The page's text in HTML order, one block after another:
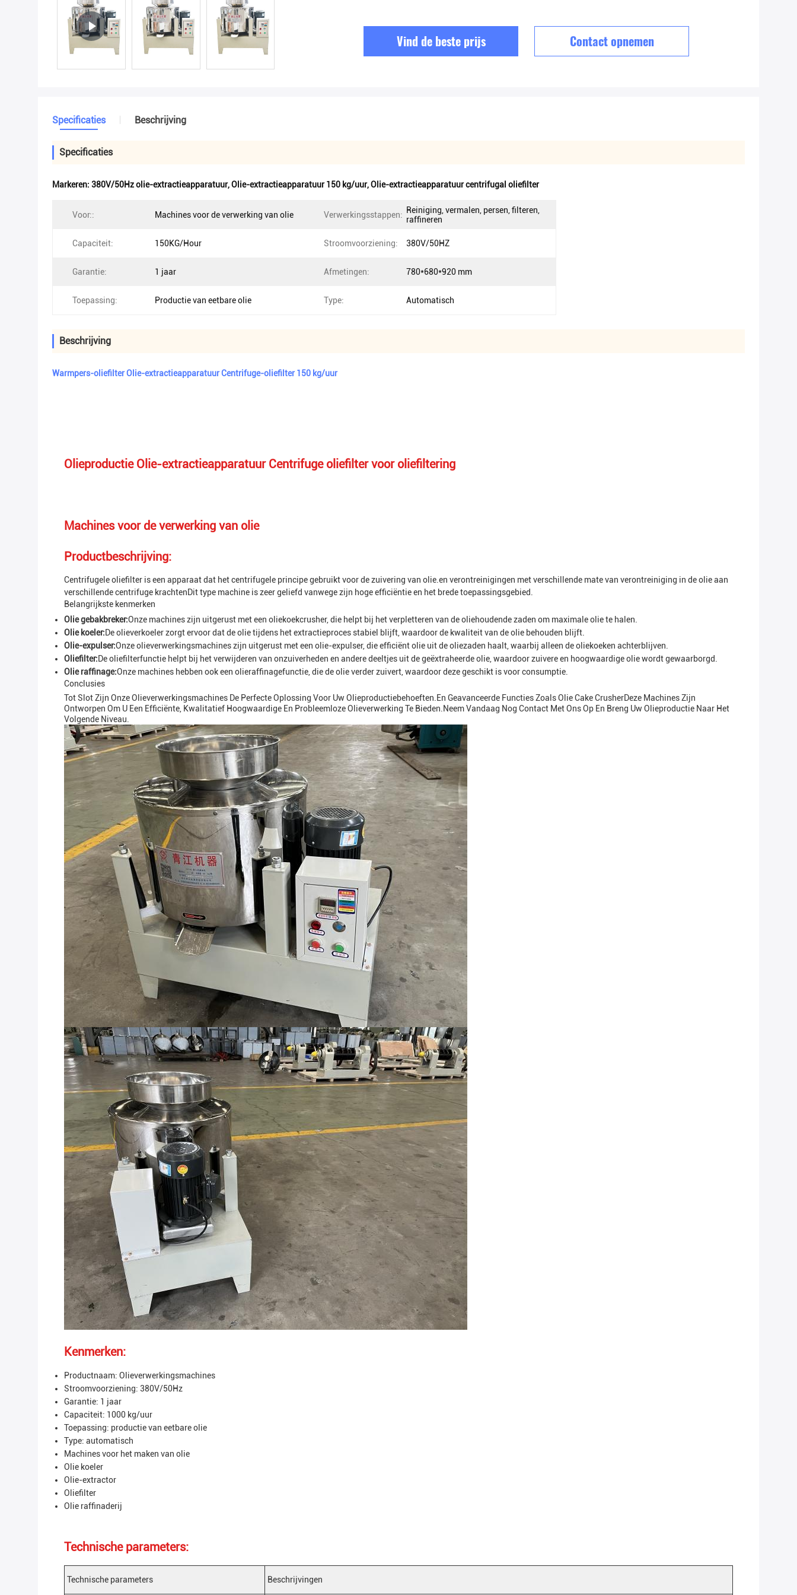
Vind de beste prijs Contact opnemen
Specificaties Beschrijving
Specificaties
Markeren: 380V/50Hz olie-extractieapparatuur,Olie-extractieapparatuur 150 kg/uur,Olie-extractieapparatuur centrifugal oliefilter
Voor:: Machines voor de verwerking van olie Verwerkingsstappen: Reiniging, vermalen, persen, filteren,
raffineren
Capaciteit: 150KG/Hour Stroomvoorziening: 380V/50HZ
Garantie: 1 jaar Afmetingen: 780*680*920 mm
Toepassing: Productie van eetbare olie Type: Automatisch
Beschrijving
Warmpers-oliefilter Olie-extractieapparatuur Centrifuge-oliefilter 150 kg/uur
Olieproductie Olie-extractieapparatuur Centrifuge oliefilter voor oliefiltering
Machines voor de verwerking van olie
Productbeschrijving:
Centrifugele oliefilter is een apparaat dat het centrifugele principe gebruikt voor de zuivering van olie.en verontreinigingen met verschillende mate van verontreiniging in de olie aan
verschillende centrifuge krachtenDit type machine is zeer geliefd vanwege zijn hoge efficiëntie en het brede toepassingsgebied.
Belangrijkste kenmerken
Olie gebakbreker:Onze machines zijn uitgerust met een oliekoekcrusher, die helpt bij het verpletteren van de oliehoudende zaden om maximale olie te halen.
Olie koeler:De olieverkoeler zorgt ervoor dat de olie tijdens het extractieproces stabiel blijft, waardoor de kwaliteit van de olie behouden blijft.
Olie-expulser:Onze olieverwerkingsmachines zijn uitgerust met een olie-expulser, die efficiënt olie uit de oliezaden haalt, waarbij alleen de oliekoeken achterblijven.
Oliefilter:De oliefilterfunctie helpt bij het verwijderen van onzuiverheden en andere deeltjes uit de geëxtraheerde olie, waardoor zuivere en hoogwaardige olie wordt gewaarborgd.
Olie raffinage:Onze machines hebben ook een olieraffinagefunctie, die de olie verder zuivert, waardoor deze geschikt is voor consumptie.
Conclusies
Tot Slot Zijn Onze Olieverwerkingsmachines De Perfecte Oplossing Voor Uw Olieproductiebehoeften.en Geavanceerde Functies Zoals Olie Cake CrusherDeze Machines Zijn
Ontworpen Om U Een Efficiënte, Kwalitatief Hoogwaardige En Probleemloze Olieverwerking Te Bieden.Neem Vandaag Nog Contact Met Ons Op En Breng Uw Olieproductie Naar Het
Volgende Niveau.
Kenmerken:
Productnaam: Olieverwerkingsmachines
Stroomvoorziening: 380V/50Hz
Garantie: 1 jaar
Capaciteit: 1000 kg/uur
Toepassing: productie van eetbare olie
Type: automatisch
Machines voor het maken van olie
Olie koeler
Olie-extractor
Oliefilter
Olie raffinaderij
Technische parameters:
Technische parameters Beschrijvingen